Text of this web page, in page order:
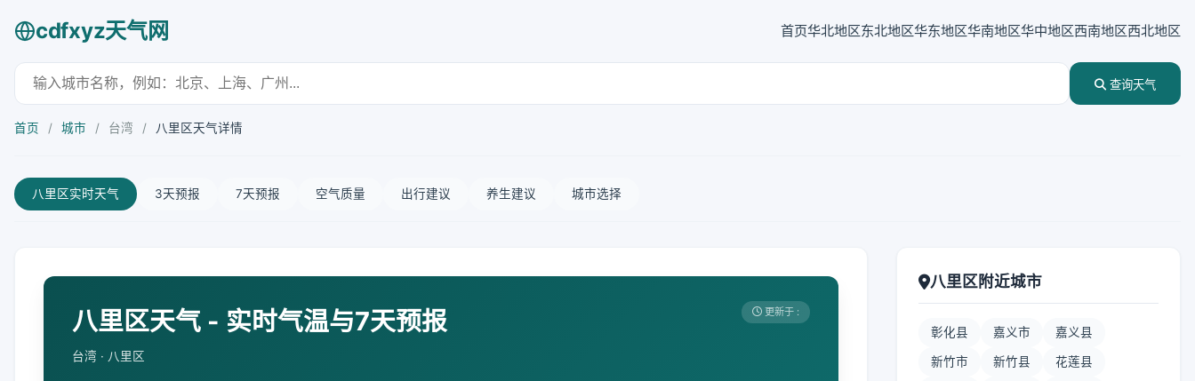
cdfxyz天气网 首页华北地区东北地区华东地区华南地区华中地区西南地区西北地区
查询天气
首页 / 城市 / 台湾 / 八里区天气详情
八里区实时天气 3天预报 7天预报 空气质量 出行建议 养生建议 城市选择
八里区天气 - 实时气温与7天预报
台湾 · 八里区
更新于 :
八里区附近城市
彰化县 嘉义市 嘉义县
新竹市 新竹县 花莲县